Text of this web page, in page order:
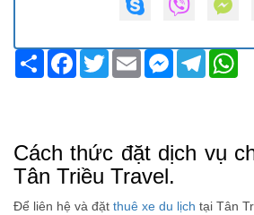
Share Facebook
TwitterEmail Messenger
Telegram
Cách thức đặt dịch vụ
Tân Triều Travel.
Để liên hệ và đặt thuê xe du lịch tại Tân